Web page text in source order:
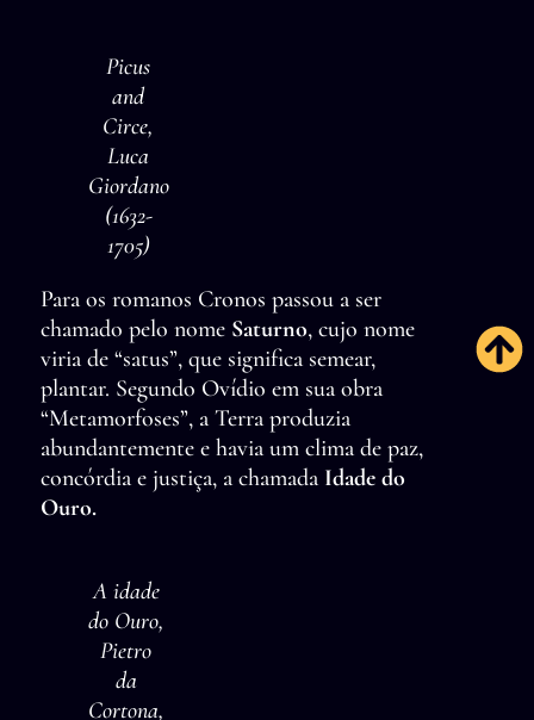
Picus
and
Circe,
Luca
Giordano
(1632-
1705)
Para os romanos Cronos passou a ser
chamado pelo nome Saturno, cujo nome
viria de “satus”, que significa semear,
plantar. Segundo Ovídio em sua obra
“Metamorfoses”, a Terra produzia
abundantemente e havia um clima de paz,
concórdia e justiça, a chamada Idade do
Ouro.
A idade
do Ouro,
Pietro
da
Cortona,